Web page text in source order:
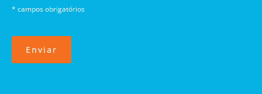
* campos obrigatórios
Enviar